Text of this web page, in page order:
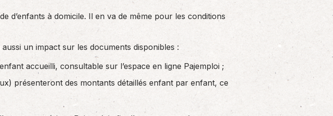
d’enfants à domicile. Il en va de même pour les conditions
un impact sur les documents disponibles :
accueilli, consultable sur l’espace en ligne Pajemploi ;
présenteront des montants détaillés enfant par enfant, ce